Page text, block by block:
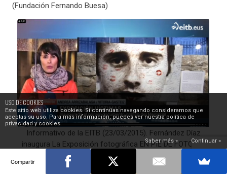
USO DE COOKIES
Este sitio web utiliza cookies. Si continúas navegando consideramos que
aceptas su uso. Para más información, puedes ver nuestra política de
privacidad y cookies.
Saber más » Continuar »
(Fundación Fernando Buesa)
Informativo de la EITB (23/03/2015). Fernández Díaz
inaugura La Exposición fotográfica EN PIE DE FOTO, LA
MIRADA DE LA VICTIMA.
Compartir